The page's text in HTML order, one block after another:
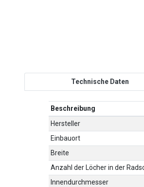
Technische Daten
Beschreibung
Hersteller
Einbauort
Breite
Anzahl der Löcher in der
Innendurchmesser